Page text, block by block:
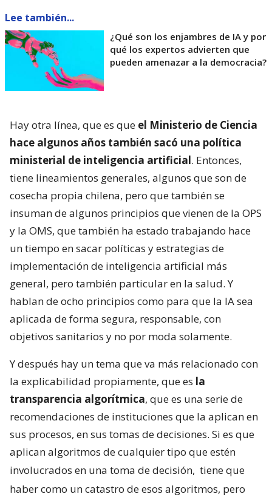
Lee también...
¿Qué son los enjambres de IA y por
qué los expertos advierten que
pueden amenazar a la democracia?
Hay otra línea, que es que el Ministerio de Ciencia
hace algunos años también sacó una política
ministerial de inteligencia artificial. Entonces,
tiene lineamientos generales, algunos que son de
cosecha propia chilena, pero que también se
insuman de algunos principios que vienen de la OPS
y la OMS, que también ha estado trabajando hace
un tiempo en sacar políticas y estrategias de
implementación de inteligencia artificial más
general, pero también particular en la salud. Y
hablan de ocho principios como para que la IA sea
aplicada de forma segura, responsable, con
objetivos sanitarios y no por moda solamente.
Y después hay un tema que va más relacionado con
la explicabilidad propiamente, que es la
transparencia algorítmica, que es una serie de
recomendaciones de instituciones que la aplican en
sus procesos, en sus tomas de decisiones. Si es que
aplican algoritmos de cualquier tipo que estén
involucrados en una toma de decisión, tiene que
haber como un catastro de esos algoritmos, pero